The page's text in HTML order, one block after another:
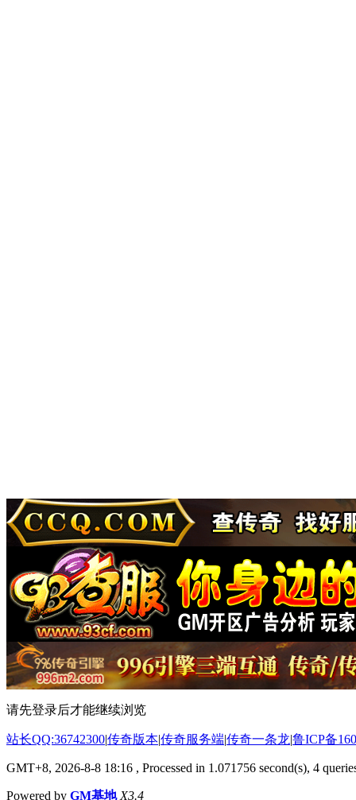
请先登录后才能继续浏览
站长QQ:36742300|传奇版本|传奇服务端|传奇一条龙|鲁ICP备
GMT+8, 2026-8-8 18:16 , Processed in 1.071756 second(s), 4
Powered by GM基地 X3.4